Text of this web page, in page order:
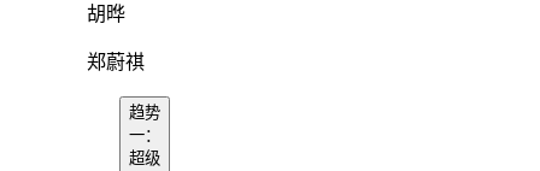
胡晔
郑蔚祺
趋势
一：
超级